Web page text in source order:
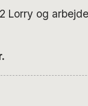
Lorry og